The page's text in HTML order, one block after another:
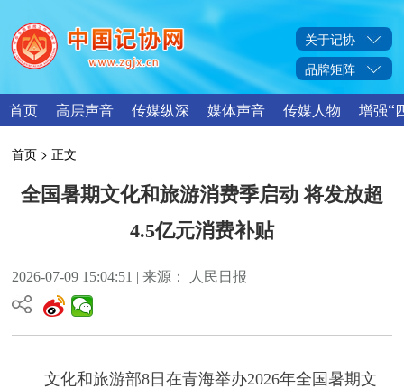
关于记协
品牌矩阵
首页 高层声音 传媒纵深 媒体声音 传媒人物 增强“
首页 > 正文
全国暑期文化和旅游消费季启动 将发放超
4.5亿元消费补贴
2026-07-09 15:04:51 | 来源： 人民日报
文化和旅游部8日在青海举办2026年全国暑期文